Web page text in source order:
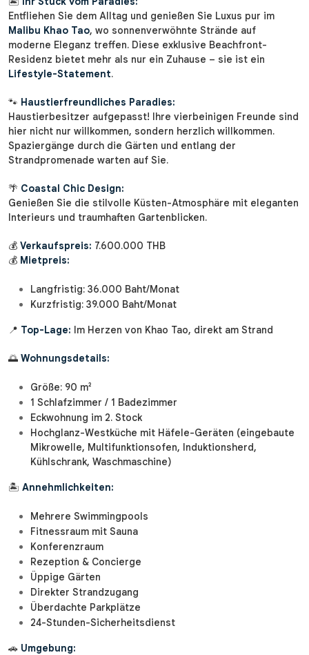
Entfliehen Sie dem Alltag und genießen Sie Luxus pur im
Malibu Khao Tao, wo sonnenverwöhnte Strände auf
moderne Eleganz treffen. Diese exklusive Beachfront-
Residenz bietet mehr als nur ein Zuhause – sie ist ein
Lifestyle-Statement.
🐾 Haustierfreundliches Paradies:
Haustierbesitzer aufgepasst! Ihre vierbeinigen Freunde sind
hier nicht nur willkommen, sondern herzlich willkommen.
Spaziergänge durch die Gärten und entlang der
Strandpromenade warten auf Sie.
🌴 Coastal Chic Design:
Genießen Sie die stilvolle Küsten-Atmosphäre mit eleganten
Interieurs und traumhaften Gartenblicken.
💰 Verkaufspreis: 7.600.000 THB
💰 Mietpreis:
Langfristig: 36.000 Baht/Monat
Kurzfristig: 39.000 Baht/Monat
📍 Top-Lage: Im Herzen von Khao Tao, direkt am Strand
🌅 Wohnungsdetails:
Größe: 90 m²
1 Schlafzimmer / 1 Badezimmer
Eckwohnung im 2. Stock
Hochglanz-Westküche mit Häfele-Geräten (eingebaute
Mikrowelle, Multifunktionsofen, Induktionsherd,
Kühlschrank, Waschmaschine)
🏝️ Annehmlichkeiten:
Mehrere Swimmingpools
Fitnessraum mit Sauna
Konferenzraum
Rezeption & Concierge
Üppige Gärten
Direkter Strandzugang
Überdachte Parkplätze
24-Stunden-Sicherheitsdienst
🚗 Umgebung: